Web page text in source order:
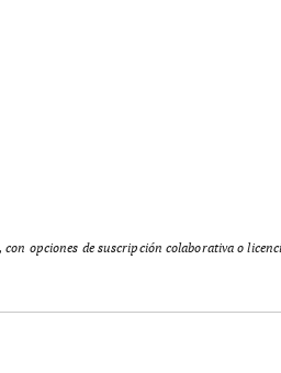
opciones de suscripción colaborativa o